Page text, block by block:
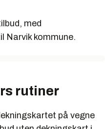
med
Narvik kommune.
rutiner
på vegne